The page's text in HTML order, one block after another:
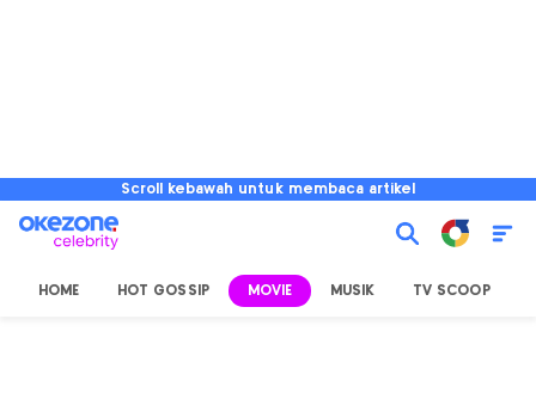
Scroll kebawah untuk membaca artikel
HOME HOT GOSSIP MOVIE MUSIK TV SCOOP